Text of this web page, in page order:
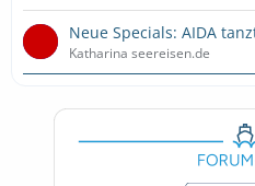
Neue Specials: AIDA
Katharina seereisen.de